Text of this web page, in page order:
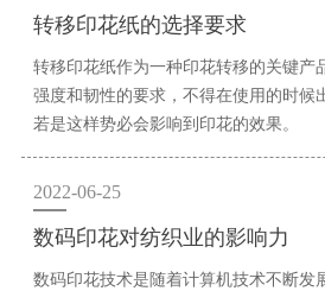
转移印花纸的选择要求
转移印花纸作为一种印花转移的关键产
强度和韧性的要求，不得在使用的时候
若是这样势必会影响到印花的效果。
2022-06-25
数码印花对纺织业的影响力
数码印花技术是随着计算机技术不断发